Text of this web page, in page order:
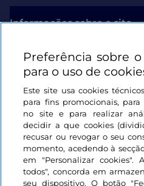
Informações sobre o site
Ligações úteis
Iniciar sessão
Mantenha-se em contacto
Preferência sobre
para o uso de
Este site usa cookies
para fins promocionais,
no site e para realizar
decidir a que cookies
recusar ou revogar o seu
momento, acedendo à
em "Personalizar cookies".
todos", concorda em
seu dispositivo. O botão